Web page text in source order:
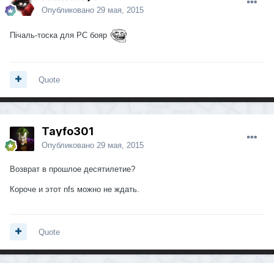
Опубликовано 29 мая, 2015
Пічаль-тоска для РС бояр
Quote
Tayfo301
Опубликовано 29 мая, 2015
Возврат в прошлое десятилетие?
Короче и этот nfs можно не ждать.
Quote